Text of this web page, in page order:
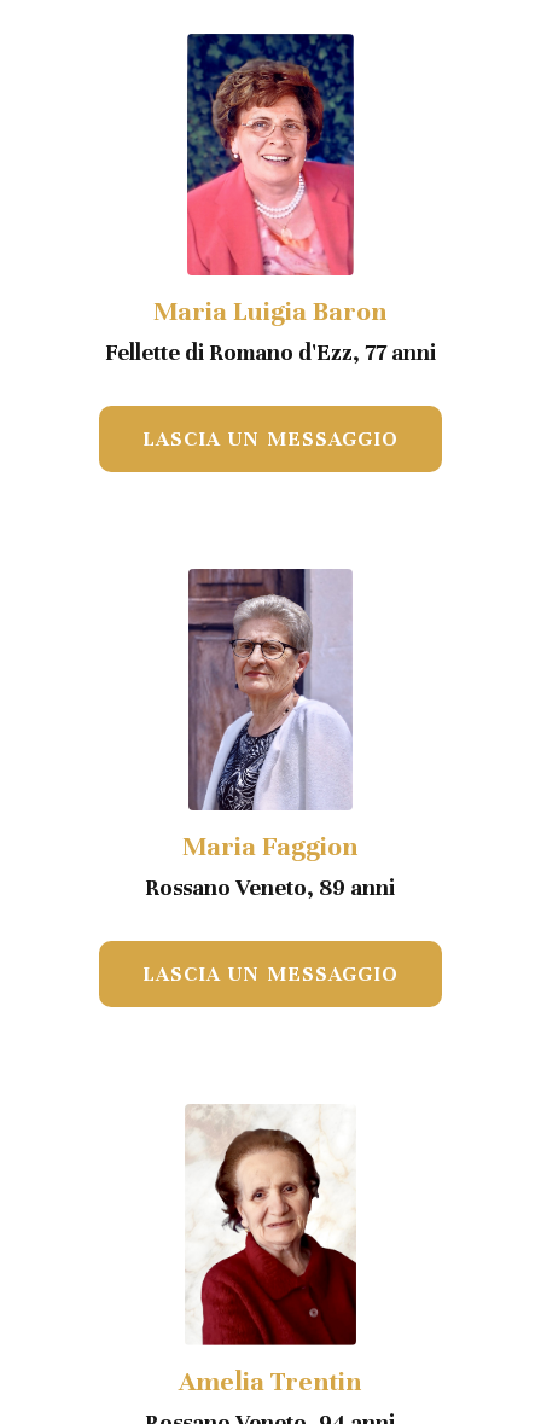
Maria Luigia Baron
Fellette di Romano d'Ezz, 77 anni
LASCIA UN MESSAGGIO
Maria Faggion
Rossano Veneto, 89 anni
LASCIA UN MESSAGGIO
Amelia Trentin